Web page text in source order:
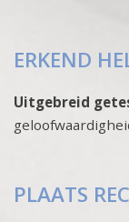
ERKEND
Uitgebreid
PLAATS